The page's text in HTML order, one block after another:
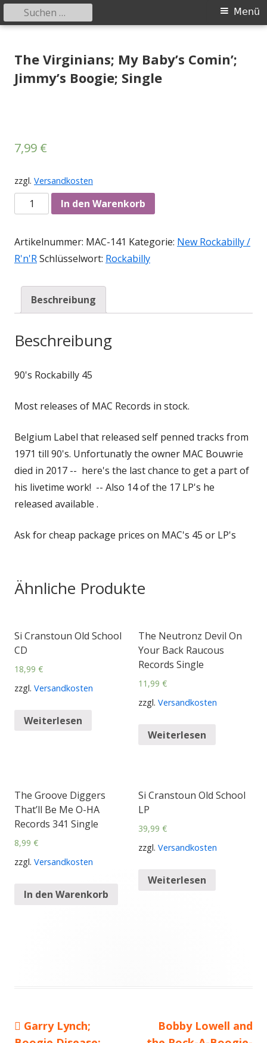
zum
Inhalt
Primäres
Menü
Suchen
nach:
The Virginians; My Baby’s Comin’;
Jimmy’s Boogie; Single
7,99 €
zzgl. Versandkosten
Anzahl In den Warenkorb
Artikelnummer: MAC-141 Kategorie: New Rockabilly /
R'n'RSchlüsselwort: Rockabilly
Beschreibung
Beschreibung
90's Rockabilly 45
Most releases of MAC Records in stock.
Belgium Label that released self penned tracks from
1971 till 90's. Unfortunatly the owner MAC Bouwrie
died in 2017 -- here's the last chance to get a part of
his livetime work! -- Also 14 of the 17 LP's he
released available .
Ask for cheap package prices on MAC's 45 or LP's
Ähnliche Produkte
Si Cranstoun Old School
CD
18,99 €
zzgl. Versandkosten
Weiterlesen
The Neutronz Devil On
Your Back Raucous
Records Single
11,99 €
zzgl. Versandkosten
Weiterlesen
The Groove Diggers
That’ll Be Me O-HA
Records 341 Single
8,99 €
zzgl. Versandkosten
In den Warenkorb
Si Cranstoun Old School
LP
39,99 €
zzgl. Versandkosten
Weiterlesen
Beitragsnavigation
Vorheriger
Garry Lynch;
Nächster
Bobby Lowell and